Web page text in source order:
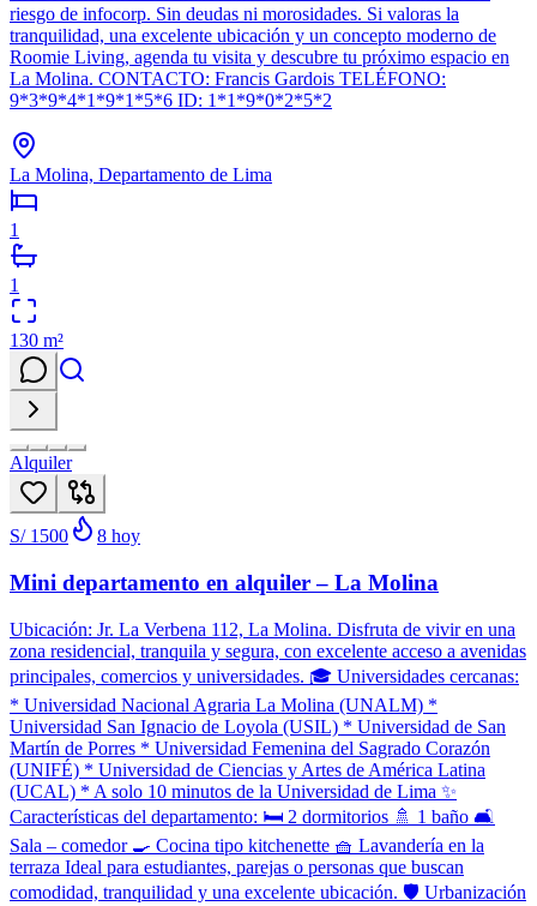
riesgo de infocorp. Sin deudas ni morosidades. Si valoras la
tranquilidad, una excelente ubicación y un concepto moderno de
Roomie Living, agenda tu visita y descubre tu próximo espacio en
La Molina. CONTACTO: Francis Gardois TELÉFONO:
9*3*9*4*1*9*1*5*6 ID: 1*1*9*0*2*5*2
La Molina, Departamento de Lima
1
1
130 m²
Alquiler
S/ 1500 8 hoy
Mini departamento en alquiler – La Molina
Ubicación: Jr. La Verbena 112, La Molina. Disfruta de vivir en una
zona residencial, tranquila y segura, con excelente acceso a avenidas
principales, comercios y universidades. 🎓 Universidades cercanas:
* Universidad Nacional Agraria La Molina (UNALM) *
Universidad San Ignacio de Loyola (USIL) * ⁠Universidad de San
Martín de Porres * Universidad Femenina del Sagrado Corazón
(UNIFÉ) * Universidad de Ciencias y Artes de América Latina
(UCAL) * A solo 10 minutos de la Universidad de Lima ✨
Características del departamento: 🛏️ 2 dormitorios 🚿 1 baño 🛋️
Sala – comedor 🍳 Cocina tipo kitchenette 🧺 Lavandería en la
terraza Ideal para estudiantes, parejas o personas que buscan
comodidad, tranquilidad y una excelente ubicación. 🛡️ Urbanización